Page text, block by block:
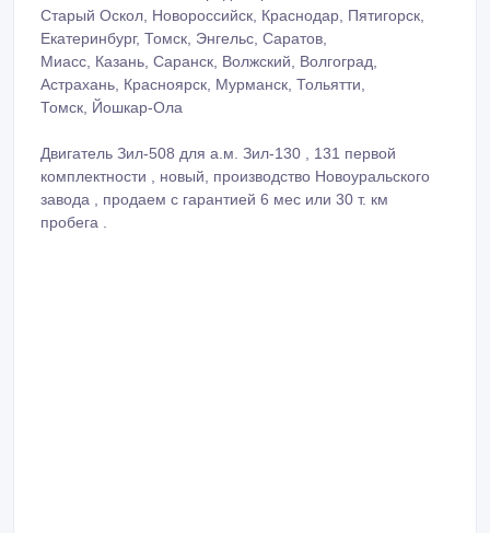
Старый Оскол, Новороссийск, Краснодар, Пятигорск,
Екатеринбург, Томск, Энгельс, Саратов,
Миасс, Казань, Саранск, Волжский, Волгоград,
Астрахань, Красноярск, Мурманск, Тольятти,
Томск, Йошкар-Ола
Двигатель Зил-508 для а.м. Зил-130 , 131 первой
комплектности , новый, производство Новоуральского
завода , продаем с гарантией 6 мес или 30 т. км
пробега .